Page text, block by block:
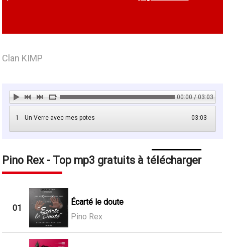
Clan KIMP
00:00 / 03:03
1 03:03
Un Verre avec mes potes
Pino Rex - Top mp3 gratuits à télécharger
01
Écarté le doute
Pino Rex